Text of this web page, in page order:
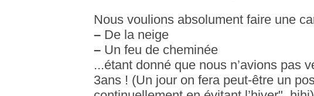
Nous voulions absolument faire une
– De la neige
– Un feu de cheminée
...étant donné que nous n’avions pas
3ans ! (Un jour on fera peut-être un